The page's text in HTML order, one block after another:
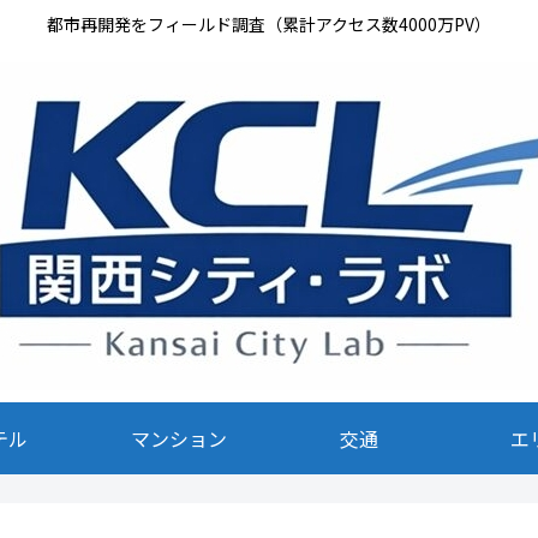
都市再開発をフィールド調査（累計アクセス数4000万PV）
ル マンション 交通 エ